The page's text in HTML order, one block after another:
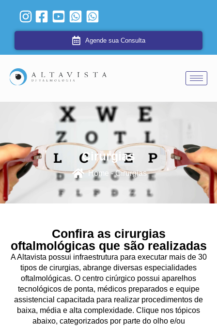
Agende sua Consulta
Cirurgias
Home - Cirurgias
Confira as cirurgias
oftalmológicas que são realizadas
A Altavista possui infraestrutura para executar mais de 30
tipos de cirurgias, abrange diversas especialidades
oftalmológicas. O centro cirúrgico possui aparelhos
tecnológicos de ponta, médicos preparados e equipe
assistencial capacitada para realizar procedimentos de
baixa, média e alta complexidade. Clique nos tópicos
abaixo, categorizados por parte do olho e/ou